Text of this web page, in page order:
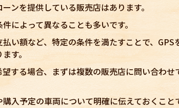
ンを提供している販売店はあります。
によって異なることも多いです。
い額など、特定の条件を満たすことで、GPS
す。
する場合、まずは複数の販売店に問い合わ
入予定の車両について明確に伝えておくこと